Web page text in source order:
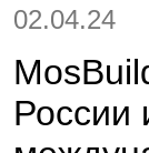
02.04.24
России